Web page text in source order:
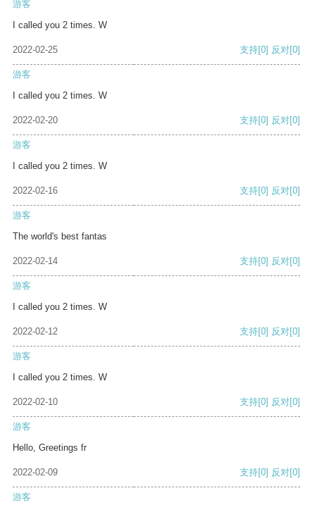
游客
I called you 2 times. W
2022-02-25 支持[0] 反对[0]
游客
I called you 2 times. W
2022-02-20 支持[0] 反对[0]
游客
I called you 2 times. W
2022-02-16 支持[0] 反对[0]
游客
The world's best fantas
2022-02-14 支持[0] 反对[0]
游客
I called you 2 times. W
2022-02-12 支持[0] 反对[0]
游客
I called you 2 times. W
2022-02-10 支持[0] 反对[0]
游客
Hello, Greetings fr
2022-02-09 支持[0] 反对[0]
游客